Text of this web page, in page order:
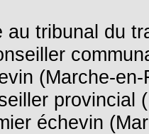
au tribunal du
(Marche-
provincial
échevin